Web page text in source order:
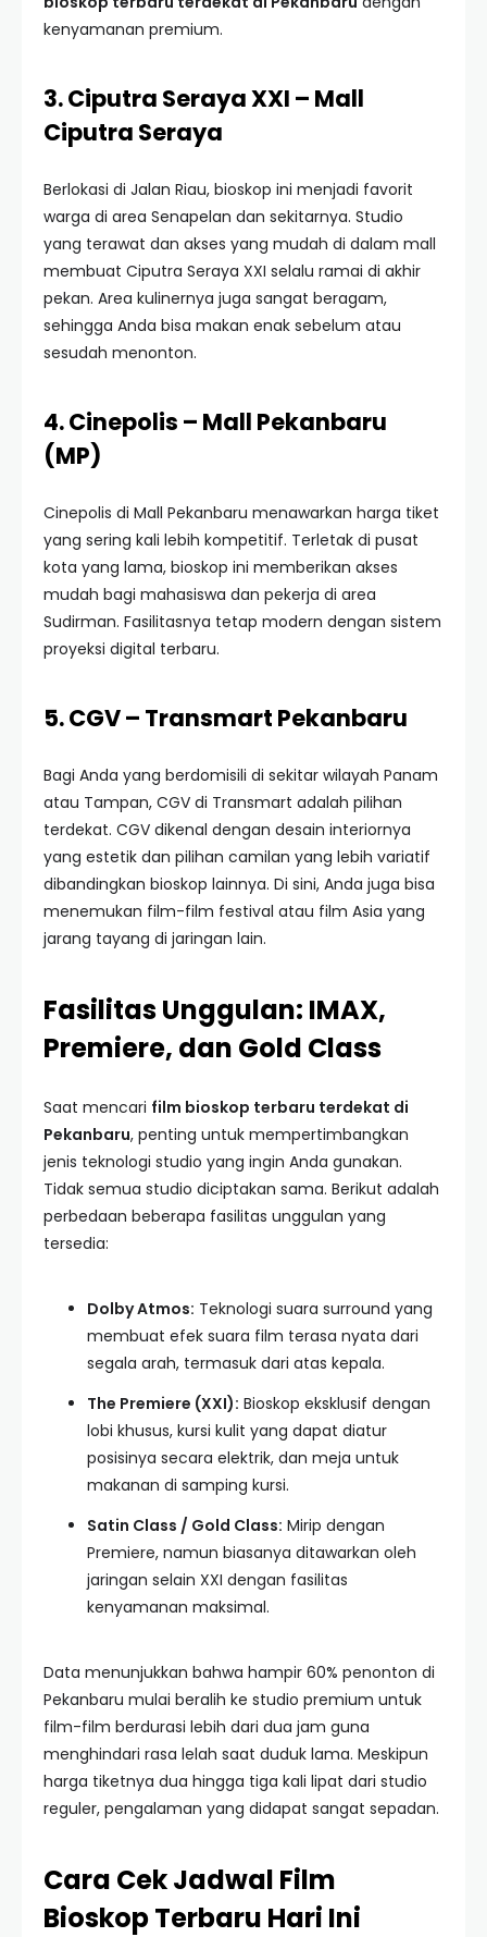
kenyamanan premium.
3. Ciputra Seraya XXI – Mall
Ciputra Seraya
Berlokasi di Jalan Riau, bioskop ini menjadi favorit
warga di area Senapelan dan sekitarnya. Studio
yang terawat dan akses yang mudah di dalam mall
membuat Ciputra Seraya XXI selalu ramai di akhir
pekan. Area kulinernya juga sangat beragam,
sehingga Anda bisa makan enak sebelum atau
sesudah menonton.
4. Cinepolis – Mall Pekanbaru
(MP)
Cinepolis di Mall Pekanbaru menawarkan harga tiket
yang sering kali lebih kompetitif. Terletak di pusat
kota yang lama, bioskop ini memberikan akses
mudah bagi mahasiswa dan pekerja di area
Sudirman. Fasilitasnya tetap modern dengan sistem
proyeksi digital terbaru.
5. CGV – Transmart Pekanbaru
Bagi Anda yang berdomisili di sekitar wilayah Panam
atau Tampan, CGV di Transmart adalah pilihan
terdekat. CGV dikenal dengan desain interiornya
yang estetik dan pilihan camilan yang lebih variatif
dibandingkan bioskop lainnya. Di sini, Anda juga bisa
menemukan film-film festival atau film Asia yang
jarang tayang di jaringan lain.
Fasilitas Unggulan: IMAX,
Premiere, dan Gold Class
Saat mencari film bioskop terbaru terdekat di
Pekanbaru, penting untuk mempertimbangkan
jenis teknologi studio yang ingin Anda gunakan.
Tidak semua studio diciptakan sama. Berikut adalah
perbedaan beberapa fasilitas unggulan yang
tersedia:
Dolby Atmos: Teknologi suara surround yang
membuat efek suara film terasa nyata dari
segala arah, termasuk dari atas kepala.
The Premiere (XXI): Bioskop eksklusif dengan
lobi khusus, kursi kulit yang dapat diatur
posisinya secara elektrik, dan meja untuk
makanan di samping kursi.
Satin Class / Gold Class: Mirip dengan
Premiere, namun biasanya ditawarkan oleh
jaringan selain XXI dengan fasilitas
kenyamanan maksimal.
Data menunjukkan bahwa hampir 60% penonton di
Pekanbaru mulai beralih ke studio premium untuk
film-film berdurasi lebih dari dua jam guna
menghindari rasa lelah saat duduk lama. Meskipun
harga tiketnya dua hingga tiga kali lipat dari studio
reguler, pengalaman yang didapat sangat sepadan.
Cara Cek Jadwal Film
Bioskop Terbaru Hari Ini